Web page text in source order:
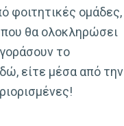
φοιτητικές ομάδες,
που θα ολοκληρώσει
το
είτε μέσα από την